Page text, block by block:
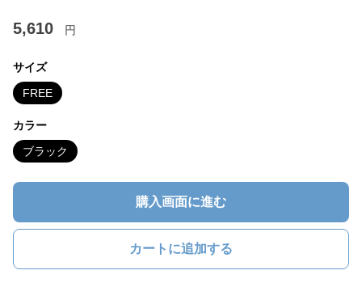
5,610 円
サイズ
FREE
カラー
ブラック
購入画面に進む
カートに追加する